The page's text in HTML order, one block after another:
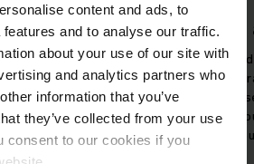
content and ads, to
and to analyse our traffic.
about your use of our site with
and analytics partners who
information that you’ve
they’ve collected from your use
consent to our cookies if you
de l'AGV au
Sécurité
Des réflecteurs,
des capteurs
plus grande
déplacement